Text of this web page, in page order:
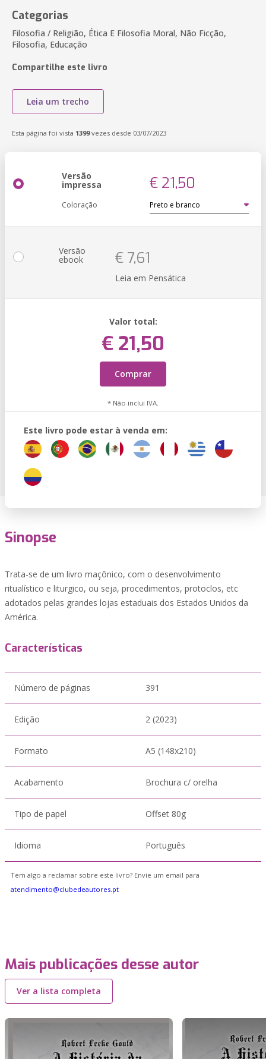
Categorias
Filosofia / Religião, Ética E Filosofia Moral, Não Ficção,
Filosofia, Educação
Compartilhe este livro
Leia um trecho
Esta página foi vista 1399vezes desde 03/07/2023
Versão
impressa € 21,50
Coloração
Versão
ebook € 7,61
Leia em Pensática
Valor total:
€ 21,50
Comprar
* Não inclui IVA.
Este livro pode estar à venda em:
Sinopse
Trata-se de um livro maçônico, com o desenvolvimento
ritualístico e liturgico, ou seja, procedimentos, protoclos, etc
adotados pelas grandes lojas estaduais dos Estados Unidos da
América.
Características
Número de páginas 391
Edição 2 (2023)
Formato A5 (148x210)
Acabamento Brochura c/ orelha
Tipo de papel Offset 80g
Idioma Português
Tem algo a reclamar sobre este livro? Envie um email para
atendimento@clubedeautores.pt
Mais publicações desse autor
Ver a lista completa